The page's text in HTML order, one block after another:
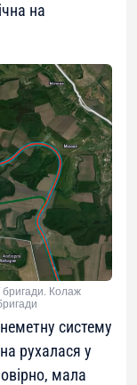
на
бригади. Колаж
систему
рухалася у
мала